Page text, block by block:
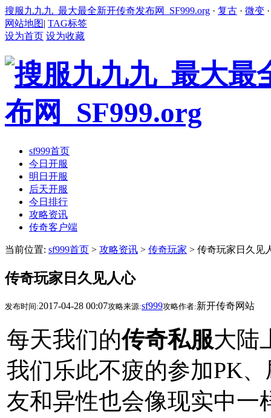
搜服九九九_最大最全新开传奇发布网_SF999.org · 复古 · 微变
网站地图| TAG标签
设为首页 设为收藏
sf999首页
今日开服
明日开服
后天开服
今日排行
攻略资讯
传奇客户端
当前位置: sf999首页 > 攻略资讯 > 传奇玩家 > 传奇玩家日久见
传奇玩家日久见人心
发布时间:2017-04-28 00:07攻略来源:sf999攻略作者:新开传奇网站
每天我们的传奇私服大陆
我们乐此不疲的参加PK
友和异性也会像现实中一